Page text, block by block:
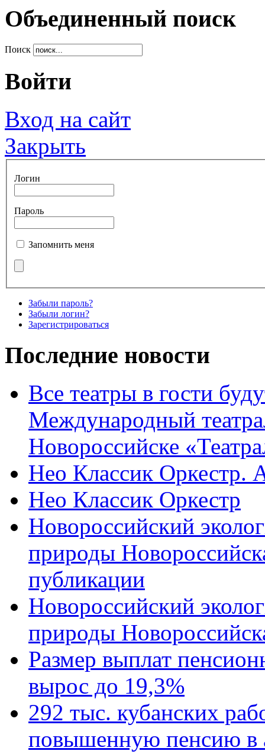
Объединенный поиск
Поиск
Войти
Вход на сайт
Закрыть
Логин
Пароль
Запомнить меня
Забыли пароль?
Забыли логин?
Зарегистрироваться
Последние новости
Все театры в гости
Международный
Новороссийске
Нео Классик Оркестр.
Нео Классик Оркестр
Новороссийский
природы
публикации
Новороссийский
природы
Размер выплат
вырос до 19,3%
292 тыс. кубанских
повышенную пенсию в